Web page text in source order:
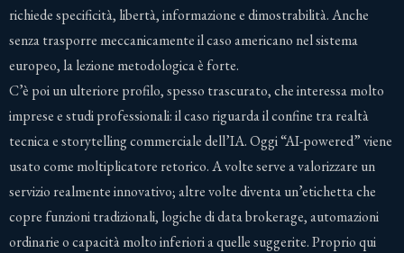
richiede specificità, libertà, informazione e dimostrabilità. Anche
senza trasporre meccanicamente il caso americano nel sistema
europeo, la lezione metodologica è forte.
C’è poi un ulteriore profilo, spesso trascurato, che interessa molto
imprese e studi professionali: il caso riguarda il confine tra realtà
tecnica e storytelling commerciale dell’IA. Oggi “AI-powered” viene
usato come moltiplicatore retorico. A volte serve a valorizzare un
servizio realmente innovativo; altre volte diventa un’etichetta che
copre funzioni tradizionali, logiche di data brokerage, automazioni
ordinarie o capacità molto inferiori a quelle suggerite. Proprio qui